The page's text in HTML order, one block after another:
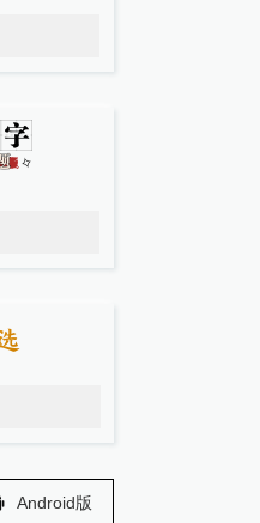
Android版